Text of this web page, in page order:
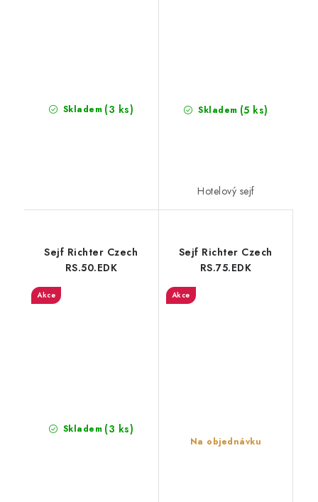
Skladem (3 ks) Skladem (5 ks)
Hotelový sejf
Sejf Richter Czech
RS.50.EDK
Akce
Skladem (3 ks)
Sejf Richter Czech
RS.75.EDK
Akce
Na objednávku